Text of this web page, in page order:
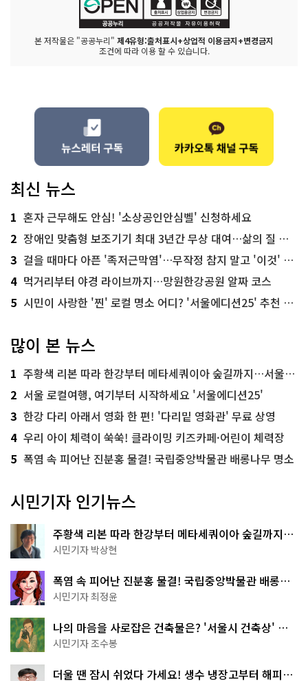
본 저작물은 "공공누리" 제4유형:출처표시+상업적 이용금지+변경금지
조건에 따라 이용 할 수 있습니다.
최신 뉴스
1 혼자 근무해도 안심! '소상공인안심벨' 신청하세요
2 장애인 맞춤형 보조기기 최대 3년간 무상 대여…삶의 질 높인다
3 걸을 때마다 아픈 '족저근막염'…무작정 참지 말고 '이것' 해보세요!
4 먹거리부터 야경 라이브까지…망원한강공원 알짜 코스
5 시민이 사랑한 '찐' 로컬 명소 어디? '서울에디션25' 추천 코스
많이 본 뉴스
1 주황색 리본 따라 한강부터 메타세쿼이아 숲길까지…서울둘레길 15코스
2 서울 로컬여행, 여기부터 시작하세요 '서울에디션25'
3 한강 다리 아래서 영화 한 편! '다리밑 영화관' 무료 상영
4 우리 아이 체력이 쑥쑥! 클라이밍 키즈카페·어린이 체력장
5 폭염 속 피어난 진분홍 물결! 국립중앙박물관 배롱나무 명소
시민기자 인기뉴스
주황색 리본 따라 한강부터 메타세쿼이아 숲길까지…
서울둘레길 15코스
시민기자 박상현
폭염 속 피어난 진분홍 물결! 국립중앙박물관 배롱나
무 명소
시민기자 최정윤
나의 마음을 사로잡은 건축물은? '서울시 건축상' 수
상작 공개!
시민기자 조수봉
더울 땐 잠시 쉬었다 가세요! 생수 냉장고부터 해피소